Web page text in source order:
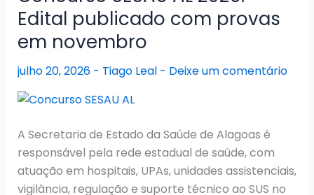
Banca
Cebraspe
definida
edital
em
Edital publicado com provas
em novembro
julho 20, 2026 - Tiago Leal - Deixe um comentário
A Secretaria de Estado da Saúde de Alagoas é
responsável pela rede estadual de saúde, com
atuação em hospitais, UPAs, unidades assistenciais,
vigilância, regulação e suporte técnico ao SUS no